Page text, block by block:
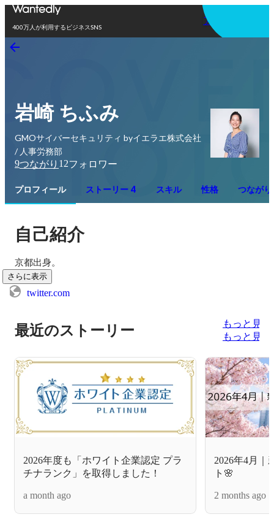
400万人が利用するビジネスSNS
アプリを使う
岩崎 ちふみ
GMOサイバーセキュリティ byイエラエ株式会社
/ 人事労務部
9つながり 12フォロワー
プロフィール ストーリー 4 スキル 性格 つながり
自己紹介
京都出身。
さらに表示
twitter.com
最近のストーリー
もっと見る
もっと見る
2026年度も「ホワイト企業認定 プラ
チナランク」を取得しました！
a month ago
2026年4月｜
ト🌸
2 months ago